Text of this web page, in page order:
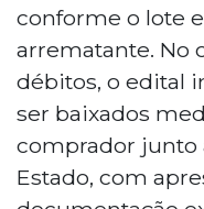
conforme o lote
arrematante. No
débitos, o edital
ser baixados
comprador junto
Estado, com